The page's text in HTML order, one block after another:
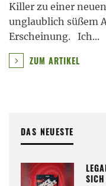
Killer zu einer
unglaublich süßem
Erscheinung. Ich...
ZUM ARTIKEL
DAS NEUESTE
SICH